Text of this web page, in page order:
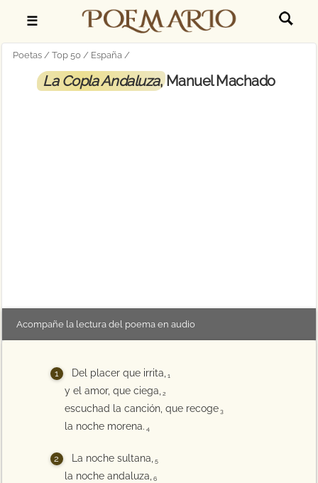
☰
Poetas Top 50 España
La Copla Andaluza, Manuel Machado
Acompañe la lectura del poema en audio
Del placer que irrita, 1
y el amor, que ciega, 2
escuchad la canción, que recoge 3
la noche morena. 4
La noche sultana, 5
la noche andaluza, 6